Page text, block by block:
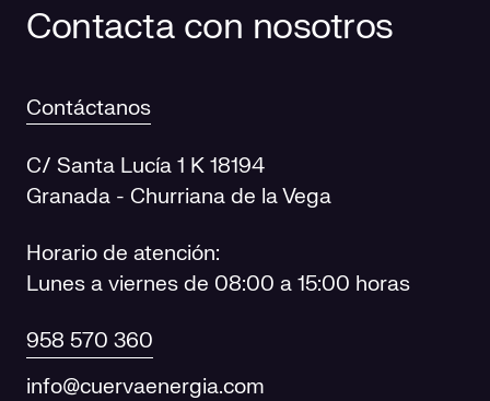
Contacta con nosotros
Contáctanos
C/ Santa Lucía 1 K 18194
Granada - Churriana de la Vega
Horario de atención:
Lunes a viernes de 08:00 a 15:00 horas
958 570 360
info@cuervaenergia.com